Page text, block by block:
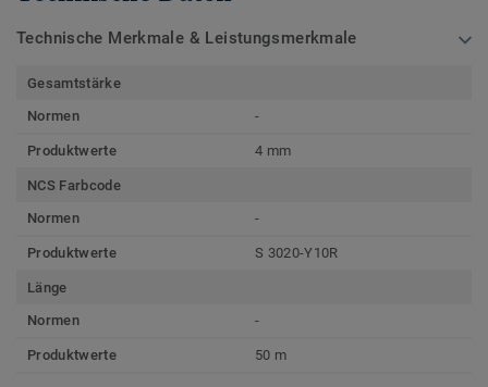
Technische Merkmale & Leistungsmerkmale
Gesamtstärke
Normen
-
Produktwerte 4 mm
NCS Farbcode
Normen
-
Produktwerte S 3020-Y10R
Länge
Normen
-
Produktwerte 50 m